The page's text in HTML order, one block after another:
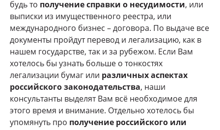
будь то получение справки о несудимости, или
выписки из имущественного реестра, или
международного бизнес – договора. По выдаче все
документы пройдут перевод и легализацию, как в
нашем государстве, так и за рубежом. Если Вам
хотелось бы узнать больше о тонкостях
легализации бумаг или различных аспектах
российского законодательства, наши
консультанты выделят Вам всё необходимое для
этого время и внимание. Отдельно хотелось бы
упомянуть про получение российского или